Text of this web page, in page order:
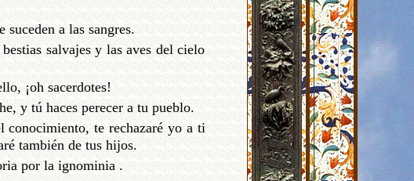
a las sangres.
salvajes y las aves del cielo
¡oh sacerdotes!
y tú haces perecer a tu pueblo.
conocimiento, te rechazaré yo a ti
también de tus hijos.
por la ignominia .